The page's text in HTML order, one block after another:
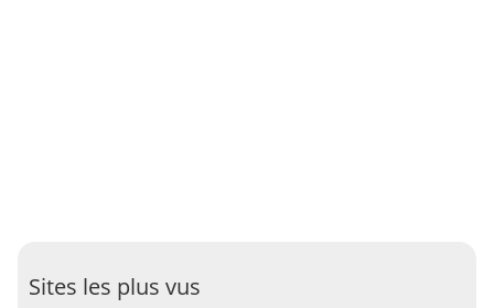
Sites les plus vus